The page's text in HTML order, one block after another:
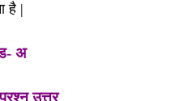
है |
अ
उत्तर